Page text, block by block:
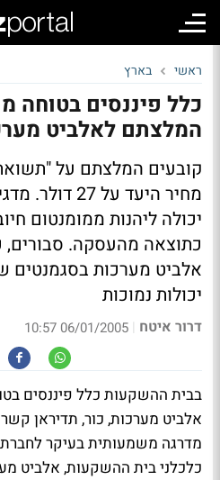
ראשי בארץ
כלל פיננסים בטוחה
המלצתם לאלביט
קובעים המלצתם על
מחיר היעד על
יכולה ליהנות ממומנטום
כתוצאה מהעסקה.
אלביט מערכות בסגמנטים
יכולות נמוכות
דרור איטח |
06/01/2005 10:57
בבית ההשקעות כלל פיננסים
אלביט מערכות, כור, תדיראן
מדרגה משמעותית בעיקר
כלכלני בית ההשקעות, אלביט